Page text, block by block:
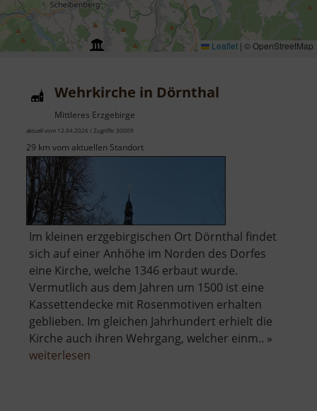
Leaflet | © OpenStreetMap
Wehrkirche in Dörnthal
Mittleres Erzgebirge
aktuell vom 12.04.2026 / Zugriffe: 30009
29 km vom aktuellen Standort
Im kleinen erzgebirgischen Ort Dörnthal findet
sich auf einer Anhöhe im Norden des Dorfes
eine Kirche, welche 1346 erbaut wurde.
Vermutlich aus dem Jahren um 1500 ist eine
Kassettendecke mit Rosenmotiven erhalten
geblieben. Im gleichen Jahrhundert erhielt die
Kirche auch ihren Wehrgang, welcher einm.. »
weiterlesen